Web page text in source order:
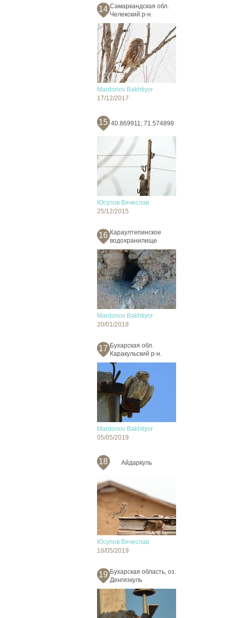
14 Самаркандская обл.
Челекский р-н.
Mardonov Bakhtiyor
17/12/2017
15 40.869911; 71.574898
Юсупов Вячеслав
25/12/2015
16 Караултепинское
водохранилище
Mardonov Bakhtiyor
20/01/2018
17 Бухарская обл.
Каракульский р-н.
Mardonov Bakhtiyor
05/05/2019
18 Айдаркуль
Юсупов Вячеслав
18/05/2019
19 Бухарская область, оз.
Денгизкуль